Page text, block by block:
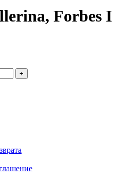
Forbes I
+